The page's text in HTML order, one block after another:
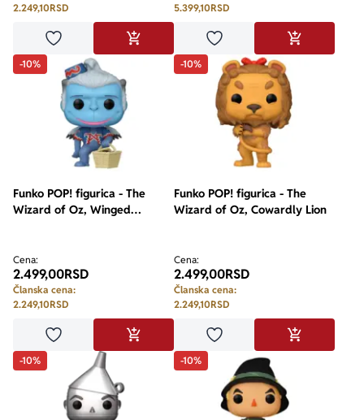
2.249,10RSD
Dodaj u omiljeneDODAJ U KORPU
5.399,10RSD
Dodaj u omiljeneDODAJ U
-10%
Funko POP! figurica - The
Wizard of Oz, Winged
Cena:
2.499,00RSD
Članska cena:
2.249,10RSD
Dodaj u omiljeneDODAJ U KORPU
-10%
Funko POP! figurica - The
Wizard of Oz, Cowardly Lion
Cena:
2.499,00RSD
Članska cena:
2.249,10RSD
Dodaj u omiljeneDODAJ U
-10% -10%